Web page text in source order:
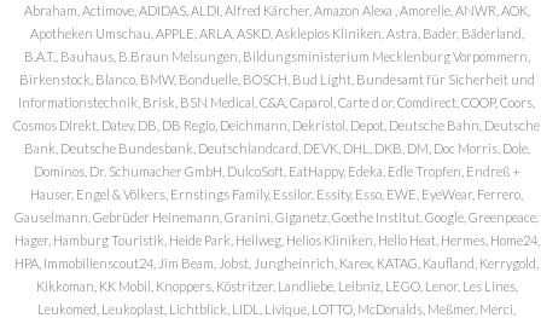
Abraham, Actimove, ADIDAS, ALDI, Alfred Kärcher, Amazon Alexa , Amorelie, ANWR, AOK,
Apotheken Umschau, APPLE, ARLA, ASKD, Asklepios Kliniken, Astra, Bader, Bäderland,
B.A.T., Bauhaus, B.Braun Melsungen, Bildungsministerium Mecklenburg Vorpommern,
Birkenstock, Blanco, BMW, Bonduelle, BOSCH, Bud Light, Bundesamt für Sicherheit und
Informationstechnik, Brisk, BSN Medical, C&A, Caparol, Carte d or, Comdirect, COOP, Coors,
Cosmos DIrekt, Datev, DB, DB Regio, Deichmann, Dekristol, Depot, Deutsche Bahn, Deutsche
Bank, Deutsche Bundesbank, Deutschlandcard, DEVK, DHL, DKB, DM, Doc Morris, Dole,
Dominos, Dr. Schumacher GmbH, DulcoSoft, EatHappy, Edeka, Edle Tropfen, Endreß +
Hauser, Engel & Völkers, Ernstings Family, Essilor, Essity, Esso, EWE, EyeWear, Ferrero,
Gauselmann, Gebrüder Heinemann, Granini, Giganetz, Goethe Institut, Google, Greenpeace,
Hager, Hamburg Touristik, Heide Park, Hellweg, Helios Kliniken, Hello Heat, Hermes, Home24,
HPA, Immobilienscout24, Jim Beam, Jobst, Jungheinrich, Karex, KATAG, Kaufland, Kerrygold,
Kikkoman, KK Mobil, Knoppers, Köstritzer, Landliebe, Leibniz, LEGO, Lenor, Les Lines,
Leukomed, Leukoplast, Lichtblick, LIDL, Livique, LOTTO, McDonalds, Meßmer, Merci,